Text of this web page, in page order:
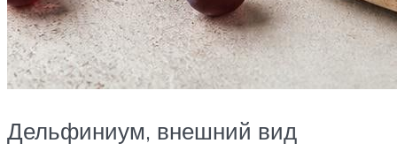
Дельфиниум, внешний вид